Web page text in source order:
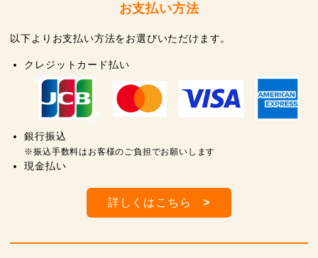
お支払い方法
以下よりお支払い方法をお選びいただけます。
クレジットカード払い
銀行振込
※振込手数料はお客様のご負担でお願いします
現金払い
詳しくはこちら>